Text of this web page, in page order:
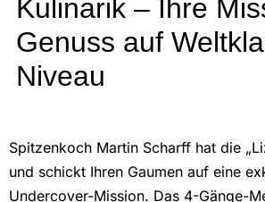
Kulinarik – Ihre
Genuss auf
Niveau
Spitzenkoch Martin Scharff hat die
und schickt Ihren Gaumen auf eine
Undercover-Mission. Das 4-Gänge-